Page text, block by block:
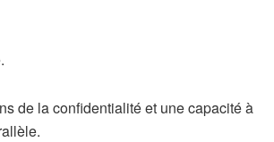
de la confidentialité et une capacité à